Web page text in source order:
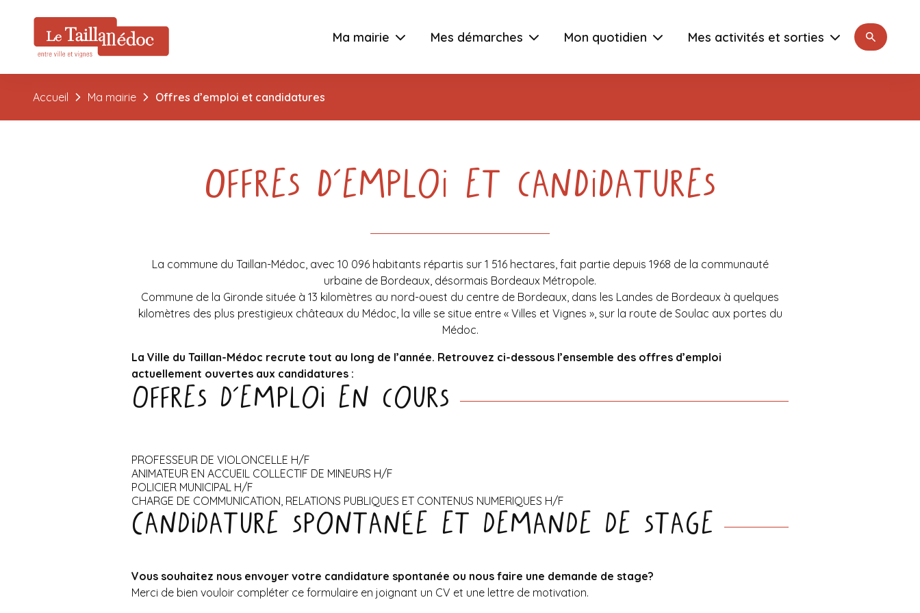
Ma mairie Mes démarches Mon quotidien Mes activités et sorties Rechercher
Accueil Ma mairie Offres d’emploi et candidatures
Offres d’emploi et candidatures
La commune du Taillan-Médoc, avec 10 096 habitants répartis sur 1 516 hectares, fait partie depuis 1968 de la communauté
urbaine de Bordeaux, désormais Bordeaux Métropole.
Commune de la Gironde située à 13 kilomètres au nord-ouest du centre de Bordeaux, dans les Landes de Bordeaux à quelques
kilomètres des plus prestigieux châteaux du Médoc, la ville se situe entre « Villes et Vignes », sur la route de Soulac aux portes du
Médoc.
La Ville du Taillan-Médoc recrute tout au long de l’année. Retrouvez ci-dessous l’ensemble des offres d’emploi
actuellement ouvertes aux candidatures :
Offres d’emploi en cours
PROFESSEUR DE VIOLONCELLE H/F
ANIMATEUR EN ACCUEIL COLLECTIF DE MINEURS H/F
POLICIER MUNICIPAL H/F
CHARGE DE COMMUNICATION, RELATIONS PUBLIQUES ET CONTENUS NUMERIQUES H/F
Candidature spontanée et demande de stage
Vous souhaitez nous envoyer votre candidature spontanée ou nous faire une demande de stage?
Merci de bien vouloir compléter ce formulaire en joignant un CV et une lettre de motivation.